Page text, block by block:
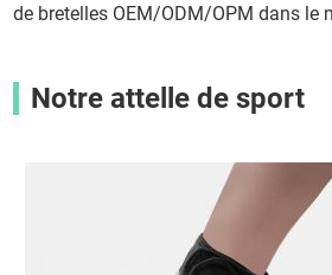
de bretelles OEM/ODM/OPM dans le
Notre attelle de sport